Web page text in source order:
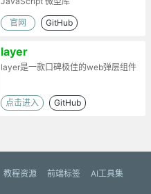
官网 GitHub
layer
layer是一款口碑极佳的web弹层组件
点击进入 GitHub
教程资源 前端标签
AI工具集